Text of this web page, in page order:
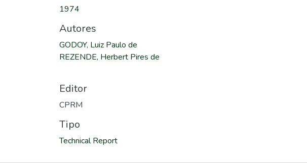
1974
Autores
GODOY, Luiz Paulo de
REZENDE, Herbert Pires de
Editor
CPRM
Tipo
Technical Report